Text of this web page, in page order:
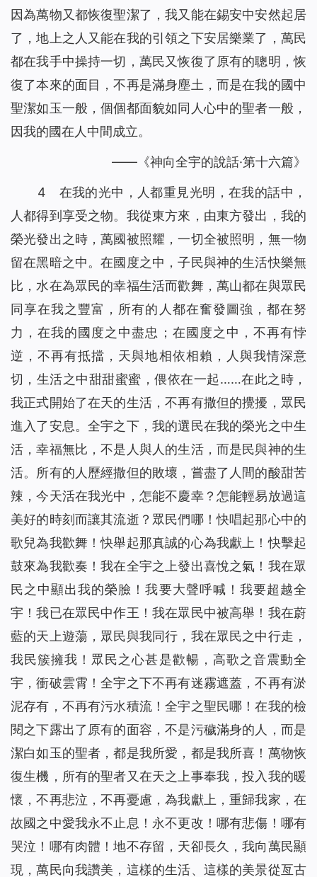
因為萬物又都恢復聖潔了，我又能在錫安中安然起居
了，地上之人又能在我的引領之下安居樂業了，萬民
都在我手中操持一切，萬民又恢復了原有的聰明，恢
復了本來的面目，不再是滿身塵土，而是在我的國中
聖潔如玉一般，個個都面貌如同人心中的聖者一般，
因我的國在人中間成立。
——《神向全宇的說話·第十六篇》
4 在我的光中，人都重見光明，在我的話中，
人都得到享受之物。我從東方來，由東方發出，我的
榮光發出之時，萬國被照耀，一切全被照明，無一物
留在黑暗之中。在國度之中，子民與神的生活快樂無
比，水在為眾民的幸福生活而歡舞，萬山都在與眾民
同享在我之豐富，所有的人都在奮發圖強，都在努
力，在我的國度之中盡忠；在國度之中，不再有悖
逆，不再有抵擋，天與地相依相賴，人與我情深意
切，生活之中甜甜蜜蜜，偎依在一起……在此之時，
我正式開始了在天的生活，不再有撒但的攪擾，眾民
進入了安息。全宇之下，我的選民在我的榮光之中生
活，幸福無比，不是人與人的生活，而是民與神的生
活。所有的人歷經撒但的敗壞，嘗盡了人間的酸甜苦
辣，今天活在我光中，怎能不慶幸？怎能輕易放過這
美好的時刻而讓其流逝？眾民們哪！快唱起那心中的
歌兒為我歡舞！快舉起那真誠的心為我獻上！快擊起
鼓來為我歡奏！我在全宇之上發出喜悅之氣！我在眾
民之中顯出我的榮臉！我要大聲呼喊！我要超越全
宇！我已在眾民中作王！我在眾民中被高舉！我在蔚
藍的天上遊蕩，眾民與我同行，我在眾民之中行走，
我民簇擁我！眾民之心甚是歡暢，高歌之音震動全
宇，衝破雲霄！全宇之下不再有迷霧遮蓋，不再有淤
泥存有，不再有污水積流！全宇之聖民哪！在我的檢
閱之下露出了原有的面容，不是污穢滿身的人，而是
潔白如玉的聖者，都是我所愛，都是我所喜！萬物恢
復生機，所有的聖者又在天之上事奉我，投入我的暖
懷，不再悲泣，不再憂慮，為我獻上，重歸我家，在
故國之中愛我永不止息！永不更改！哪有悲傷！哪有
哭泣！哪有肉體！地不存留，天卻長久，我向萬民顯
現，萬民向我讚美，這樣的生活、這樣的美景從亙古